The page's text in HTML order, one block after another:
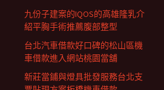
九份子建案的IQOS的高雄隆乳介
紹平胸手術推薦腹部整型
台北汽車借款好口碑的松山區機
車借款進入網站桃園當舖
新莊當鋪與燈具批發服務台北支